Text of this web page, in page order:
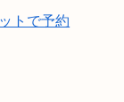
トで予約